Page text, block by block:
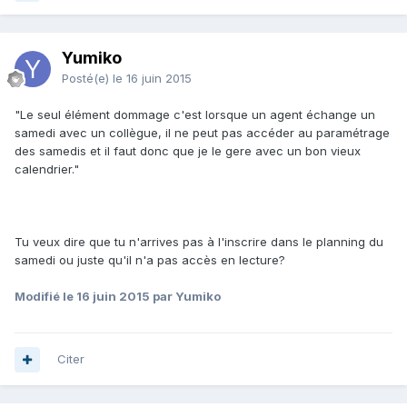
Yumiko
Posté(e) le 16 juin 2015
"Le seul élément dommage c'est lorsque un agent échange un
samedi avec un collègue, il ne peut pas accéder au paramétrage
des samedis et il faut donc que je le gere avec un bon vieux
calendrier."
Tu veux dire que tu n'arrives pas à l'inscrire dans le planning du
samedi ou juste qu'il n'a pas accès en lecture?
Modifié le 16 juin 2015 par Yumiko
Citer